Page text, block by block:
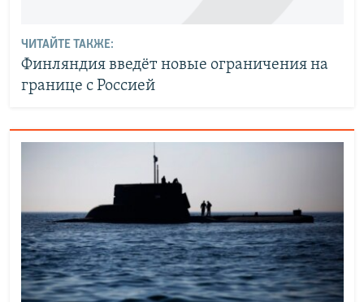
ЧИТАЙТЕ ТАКЖЕ:
Финляндия введёт новые ограничения на
границе с Россией